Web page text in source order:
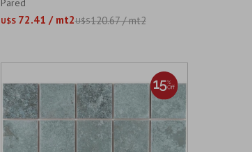
Pared
U$S 72.41 / mt2U$S120.67 / mt2